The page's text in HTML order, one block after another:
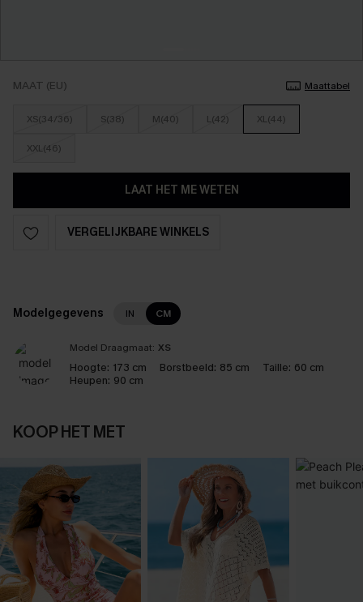
MAAT (EU) Maattabel
XS(34/36) S(38) M(40) L(42) XL(44)
XXL(46)
LAAT HET ME WETEN
VERGELIJKBARE WINKELS
Modelgegevens IN CM
Model Draagmaat: XS
Hoogte: 173 cm Borstbeeld: 85 cm Taille: 60 cm
Heupen: 90 cm
KOOP HET MET